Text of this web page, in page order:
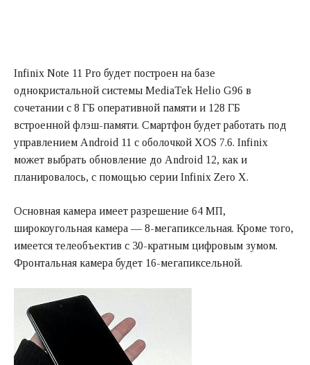
Infinix Note 11 Pro будет построен на базе
однокристальной системы MediaTek Helio G96 в
сочетании с 8 ГБ оперативной памяти и 128 ГБ
встроенной флэш-памяти. Смартфон будет работать под
управлением Android 11 с оболочкой XOS 7.6. Infinix
может выбрать обновление до Android 12, как и
планировалось, с помощью серии Infinix Zero X.
Основная камера имеет разрешение 64 МП,
широкоугольная камера — 8-мегапиксельная. Кроме того,
имеется телеобъектив с 30-кратным цифровым зумом.
Фронтальная камера будет 16-мегапиксельной.